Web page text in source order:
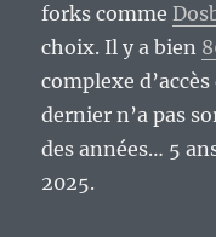
forks comme
choix. Il y a bien
complexe d’accès
dernier n’a pas
des années… 5
2025.